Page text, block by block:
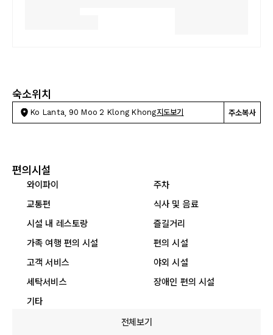
숙소위치
Ko Lanta, 90 Moo 2 Klong Khong지도보기 주소복사
편의시설
와이파이
주차
교통편
식사 및 음료
시설 내 레스토랑
즐길거리
가족 여행 편의 시설
편의 시설
고객 서비스
야외 시설
세탁서비스
장애인 편의 시설
기타
전체보기